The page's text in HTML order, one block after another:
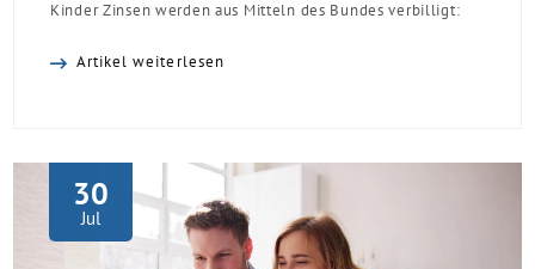
Kinder Zinsen werden aus Mitteln des Bundes verbilligt:
Einzelmaßnahmen […]
Artikel weiterlesen
30
Jul